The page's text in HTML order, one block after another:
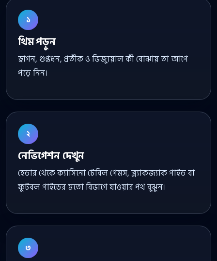
১
থিম পড়ুন
ড্রাগন, গুপ্তধন, প্রতীক ও ভিজ্যুয়াল কী বোঝায় তা আগে
পড়ে নিন।
২
নেভিগেশন দেখুন
হেডার থেকে ক্যাসিনো টেবিল গেমস, ব্ল্যাকজ্যাক গাইড বা
ফুটবল গাইডের মতো বিভাগে যাওয়ার পথ বুঝুন।
৩